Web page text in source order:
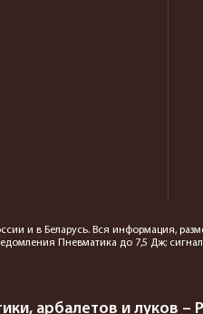
и в Беларусь. Вся информация,
Пневматика до 7,5 Дж;
арбалетов и луков